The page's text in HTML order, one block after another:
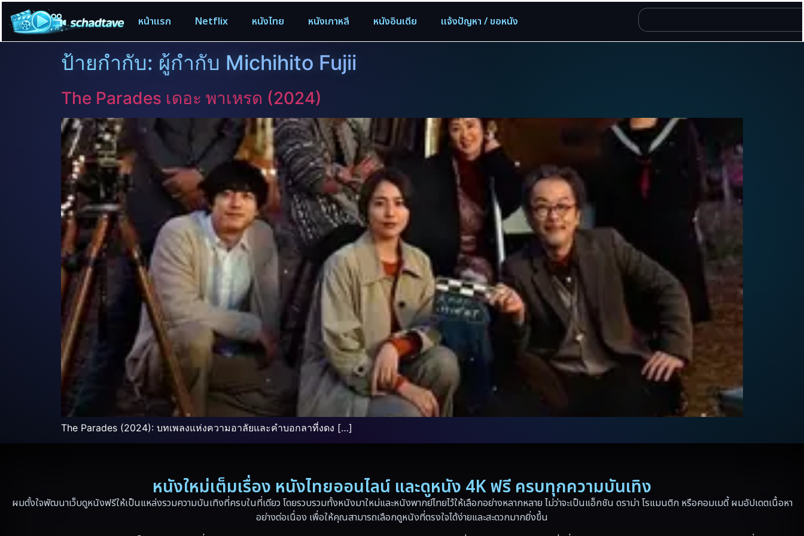
หน้าแรก Netflix หนังไทย หนังเกาหลี หนังอินเดีย แจ้งปัญหา / ขอหนัง
ป้ายกำกับ: ผู้กำกับ Michihito Fujii
The Parades เดอะ พาเหรด (2024)
The Parades (2024): บทเพลงแห่งความอาลัยและคำบอกลาที่งดง […]
หนังใหม่เต็มเรื่อง หนังไทยออนไลน์ และดูหนัง 4K ฟรี ครบทุกความบันเทิง
ผมตั้งใจพัฒนาเว็บดูหนังฟรีให้เป็นแหล่งรวมความบันเทิงที่ครบในที่เดียว โดยรวบรวมทั้งหนังมาใหม่และหนังพากย์ไทยไว้ให้เลือกอย่างหลากหลาย ไม่ว่าจะเป็นแอ็กชัน ดราม่า โรแมนติก หรือคอมเมดี้ ผมอัปเดตเนื้อหา
อย่างต่อเนื่อง เพื่อให้คุณสามารถเลือกดูหนังที่ตรงใจได้ง่ายและสะดวกมากยิ่งขึ้น